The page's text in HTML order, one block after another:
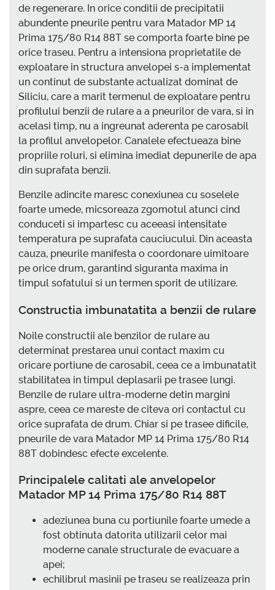
de regenerare. In orice conditii de precipitatii
abundente pneurile pentru vara Matador MP 14
Prima 175/80 R14 88T se comporta foarte bine pe
orice traseu. Pentru a intensiona proprietatile de
exploatare in structura anvelopei s-a implementat
un continut de substante actualizat dominat de
Siliciu, care a marit termenul de exploatare pentru
profilului benzii de rulare a a pneurilor de vara, si in
acelasi timp, nu a ingreunat aderenta pe carosabil
la profilul anvelopelor. Canalele efectueaza bine
propriile roluri, si elimina imediat depunerile de apa
din suprafata benzii.
Benzile adincite maresc conexiunea cu soselele
foarte umede, micsoreaza zgomotul atunci cind
conduceti si impartesc cu aceeasi intensitate
temperatura pe suprafata cauciucului. Din aceasta
cauza, pneurile manifesta o coordonare uimitoare
pe orice drum, garantind siguranta maxima in
timpul sofatului si un termen sporit de utilizare.
Constructia imbunatatita a benzii de rulare
Noile constructii ale benzilor de rulare au
determinat prestarea unui contact maxim cu
oricare portiune de carosabil, ceea ce a imbunatatit
stabilitatea in timpul deplasarii pe trasee lungi.
Benzile de rulare ultra-moderne detin margini
aspre, ceea ce mareste de citeva ori contactul cu
orice suprafata de drum. Chiar si pe trasee dificile,
pneurile de vara Matador MP 14 Prima 175/80 R14
88T dobindesc efecte excelente.
Principalele calitati ale anvelopelor
Matador MP 14 Prima 175/80 R14 88T
adeziunea buna cu portiunile foarte umede a
fost obtinuta datorita utilizarii celor mai
moderne canale structurale de evacuare a
apei;
echilibrul masinii pe traseu se realizeaza prin